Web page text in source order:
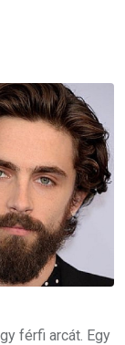
férfi arcát. Egy